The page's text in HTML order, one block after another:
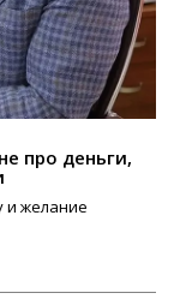
про деньги,
и желание